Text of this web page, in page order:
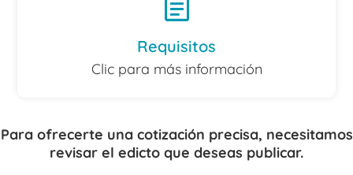
assignment
Requisitos
Clic para más información
Para ofrecerte una cotización precisa, necesitamos
revisar el edicto que deseas publicar.